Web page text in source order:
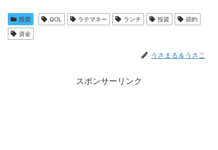
投資 QOL ラテマネー ランチ 投資
節約
資金
うさまる＆うさこ
スポンサーリンク